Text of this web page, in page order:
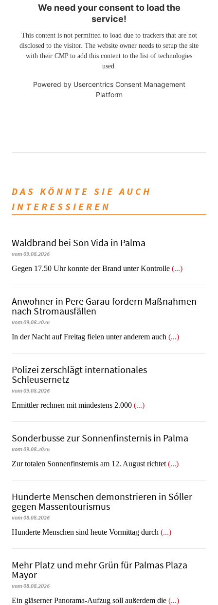
We need your consent to load the
service!
This content is not permitted to load due to trackers that are not
disclosed to the visitor. The website owner needs to setup the site
with their CMP to add this content to the list of technologies
used.
Powered by Usercentrics Consent Management
Platform
DAS KÖNNTE SIE AUCH
INTERESSIEREN
Waldbrand bei Son Vida in Palma
vom 09.08.2026
Gegen 17.50 Uhr konnte der Brand unter Kontrolle (...)
Anwohner in Pere Garau fordern Maßnahmen
nach Stromausfällen
vom 09.08.2026
In der Nacht auf Freitag fielen unter anderem auch (...)
Polizei zerschlägt internationales
Schleusernetz
vom 09.08.2026
Ermittler rechnen mit mindestens 2.000 (...)
Sonderbusse zur Sonnenfinsternis in Palma
vom 09.08.2026
Zur totalen Sonnenfinsternis am 12. August richtet (...)
Hunderte Menschen demonstrieren in Sóller
gegen Massentourismus
vom 08.08.2026
Hunderte Menschen sind heute Vormittag durch (...)
Mehr Platz und mehr Grün für Palmas Plaza
Mayor
vom 08.08.2026
Ein gläserner Panorama-Aufzug soll außerdem die (...)